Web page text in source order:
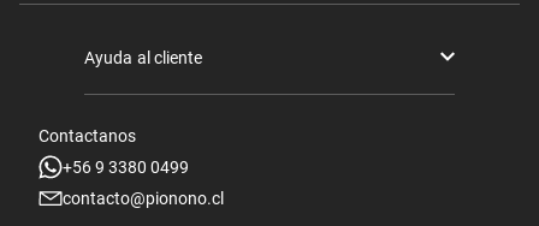
Ayuda al cliente
Mis pedidos
Contactanos
+56 9 3380 0499
contacto@pionono.cl